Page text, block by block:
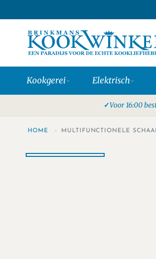
Kookgerei Elektrisch
Voor 16:00
HOME › MULTIFUNCTIONELE